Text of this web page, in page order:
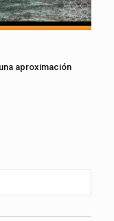
aproximación